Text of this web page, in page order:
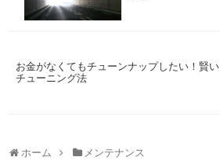
お金がなくてもチューンナップしたい！賢い
チューニング法
ホーム メンテナンス